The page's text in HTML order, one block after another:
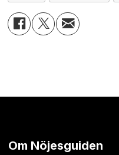
Om Nöjesguiden